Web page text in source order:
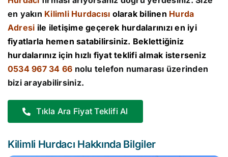
en yakın Kilimli Hurdacısı olarak bilinen Hurda
Adresi ile iletişime geçerek hurdalarınızı en iyi
fiyatlarla hemen satabilirsiniz. Beklettiğiniz
hurdalarınız için hızlı fiyat teklifi almak isterseniz
0534 967 34 66 nolu telefon numarası üzerinden
bizi arayabilirsiniz.
Tıkla Ara Fiyat Teklifi Al
Kilimli Hurdacı Hakkında Bilgiler